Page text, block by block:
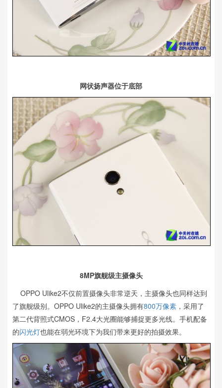
网状扬声器位于底部
8MP旗舰级主摄像头
OPPO Ulike2不仅前置摄像头非常逆天，主摄像头也同样达到
了旗舰级别。OPPO Ulike2的主摄像头拥有800万像素 ，采用了
第二代背照式CMOS，F2.4大光圈能够捕捉更多光线。手机配备
的闪光灯也能在弱光环境下为我们带来更好的拍摄效果。